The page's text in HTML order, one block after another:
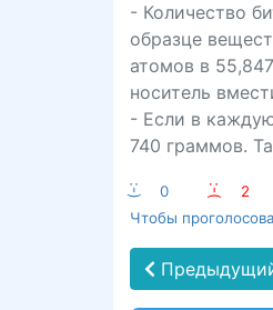
- Количество
образце
атомов в
носитель
- Если в
740 граммов.
:-) 0 :-(
2
Чтобы